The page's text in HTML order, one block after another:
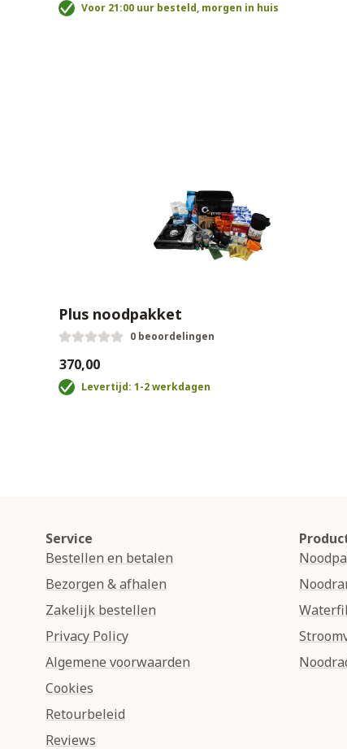
Voor 21:00 uur besteld, morgen in huis
Plus noodpakket
0 beoordelingen
€370,00
Levertijd: 1-2 werkdagen
Service
Bestellen en betalen
Bezorgen & afhalen
Zakelijk bestellen
Privacy Policy
Algemene voorwaarden
Cookies
Retourbeleid
Reviews